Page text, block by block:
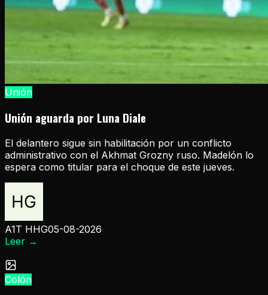
Unión
Unión aguarda por Luna Diale
El delantero sigue sin habilitación por un conflicto
administrativo con el Akhmat Grozny ruso. Madelón lo
espera como titular para el choque de este jueves.
A1T HHG05-08-2026
Leer →
Colón